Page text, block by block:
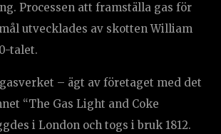
Processen att framställa gas för
utvecklades av skotten William
talet.
– ägt av företaget med det
“The Gas Light and Coke
i London och togs i bruk 1812.